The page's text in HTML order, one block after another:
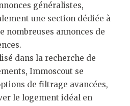
généralistes,
une section dédiée à
nombreuses annonces de
dans la recherche de
Immoscout se
de filtrage avancées,
le logement idéal en